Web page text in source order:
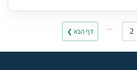
2 דף הבא ❯